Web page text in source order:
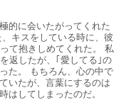
的に会いたがってくれた
キスをしている時に、彼
て抱きしめてくれた。 私
返したが、｢愛してる｣の
た。 もちろん、心の中で
いたが、言葉にするのは
はしてしまったのだ。